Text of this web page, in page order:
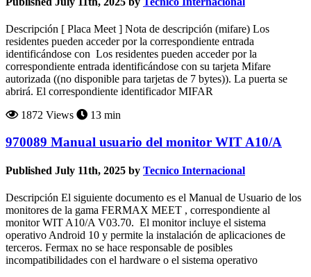
Descripción [ Placa Meet ] Nota de descripción (mifare) Los
residentes pueden acceder por la correspondiente entrada
identificándose con Los residentes pueden acceder por la
correspondiente entrada identificándose con su tarjeta Mifare
autorizada ((no disponible para tarjetas de 7 bytes)). La puerta se
abrirá. El correspondiente identificador MIFAR
1872 Views
13 min
970089 Manual usuario del monitor WIT A10/A
Published July 11th, 2025 by Tecnico Internacional
Descripción El siguiente documento es el Manual de Usuario de los
monitores de la gama FERMAX MEET , correspondiente al
monitor WIT A10/A V03.70. El monitor incluye el sistema
operativo Android 10 y permite la instalación de aplicaciones de
terceros. Fermax no se hace responsable de posibles
incompatibilidades con el hardware o el sistema operativo